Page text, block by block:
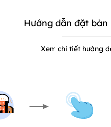
Hướng dẫn đặt bàn
Xem chi tiết hướng